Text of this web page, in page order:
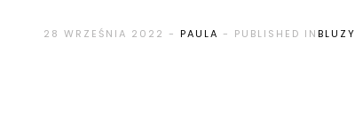
28 WRZEŚNIA 2022 - PAULA - PUBLISHED INBLUZY